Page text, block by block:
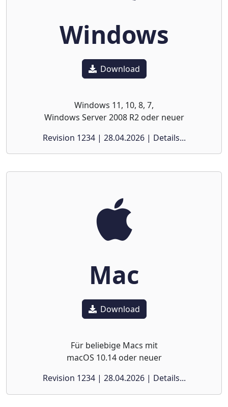
Windows
Download
Windows 11, 10, 8, 7,
Windows Server 2008 R2 oder neuer
Revision 1234 | 28.04.2026 | Details...
Mac
Download
Für beliebige Macs mit
macOS 10.14 oder neuer
Revision 1234 | 28.04.2026 | Details...